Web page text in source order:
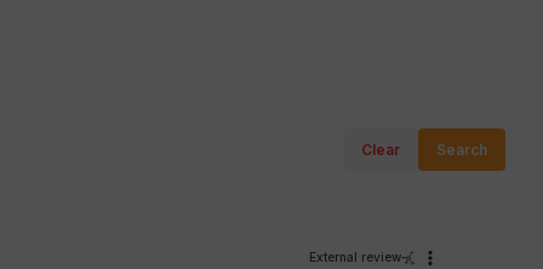
Clear Search
External review